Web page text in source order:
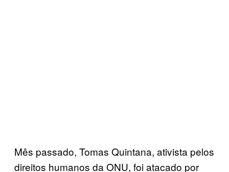
Mês passado, Tomas Quintana, ativista pelos
direitos humanos da ONU, foi atacado por